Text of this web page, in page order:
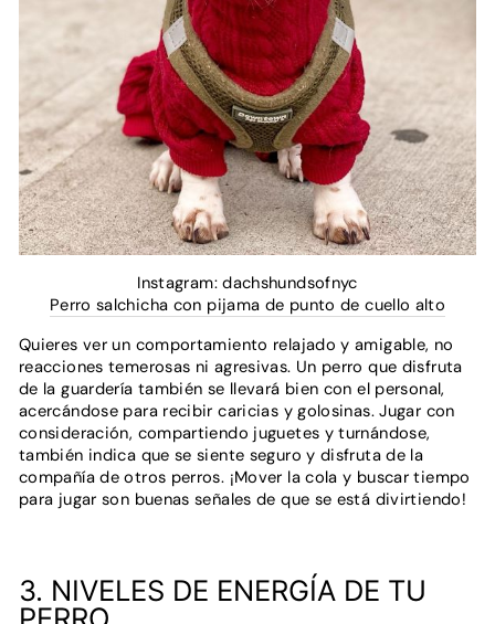
Instagram: dachshundsofnyc
Perro salchicha con pijama de punto de cuello alto
Quieres ver un comportamiento relajado y amigable, no
reacciones temerosas ni agresivas. Un perro que disfruta
de la guardería también se llevará bien con el personal,
acercándose para recibir caricias y golosinas. Jugar con
consideración, compartiendo juguetes y turnándose,
también indica que se siente seguro y disfruta de la
compañía de otros perros. ¡Mover la cola y buscar tiempo
para jugar son buenas señales de que se está divirtiendo!
3. NIVELES DE ENERGÍA DE TU